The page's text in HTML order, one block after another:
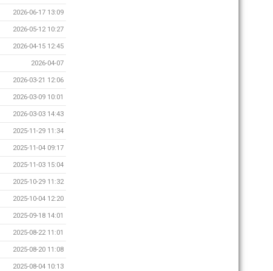
2026-06-17 13:09
2026-05-12 10:27
2026-04-15 12:45
2026-04-07
2026-03-21 12:06
2026-03-09 10:01
2026-03-03 14:43
2025-11-29 11:34
2025-11-04 09:17
2025-11-03 15:04
2025-10-29 11:32
2025-10-04 12:20
2025-09-18 14:01
2025-08-22 11:01
2025-08-20 11:08
2025-08-04 10:13